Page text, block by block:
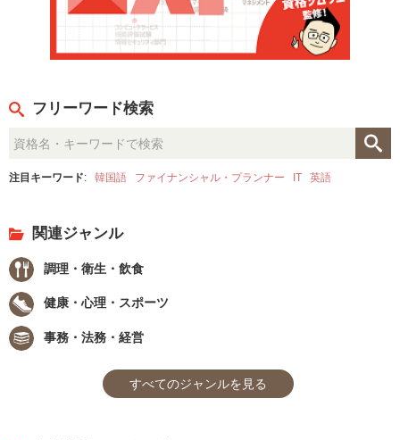
フリーワード検索
注目キーワード: 韓国語 ファイナンシャル・プランナー IT 英語
関連ジャンル
調理・衛生・飲食
健康・心理・スポーツ
事務・法務・経営
すべてのジャンルを見る